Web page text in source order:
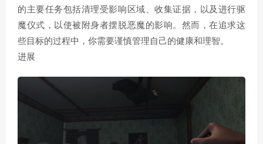
的主要任务包括清理受影响区域、收集证据，以及进行驱
魔仪式，以使被附身者摆脱恶魔的影响。然而，在追求这
些目标的过程中，你需要谨慎管理自己的健康和理智。
进展